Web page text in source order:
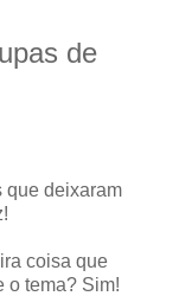
de
que deixaram
coisa que
o tema? Sim!